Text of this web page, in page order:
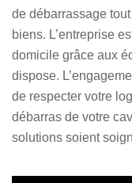
de débarrassage
biens. L’entreprise
domicile grâce aux
dispose.
de respecter votre
débarras de votre
solutions soient